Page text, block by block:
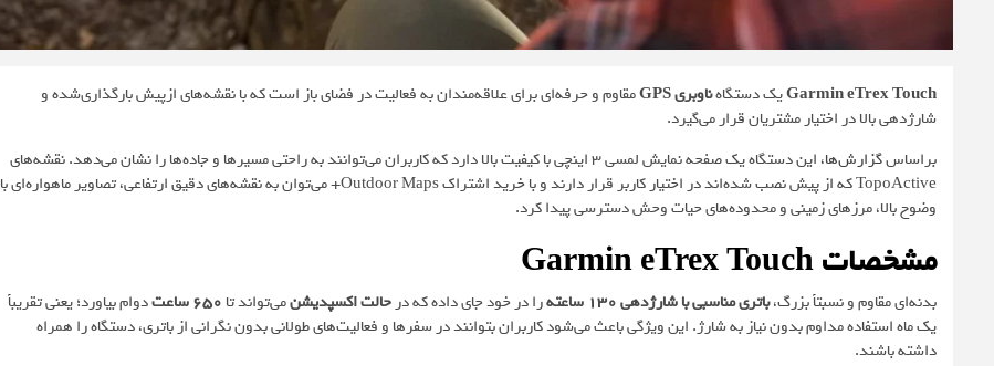
Garmin eTrex Touchیک دستگاهناوبری GPS
مقاوم و حرفه‌ای برای علاقه‌مندان به فعالیت‌ در فضای باز است که با نقشه‌های ازپیش بارگذاری‌شده و
شارژدهی بالا در اختیار مشتریان قرار می‌گیرد.
براساسگزارش‌ها
، این دستگاه یک صفحه نمایش لمسی 3 اینچی با کیفیت بالا دارد که کاربران می‌توانند به راحتی مسیرها و جاده‌ها را نشان می‌دهد. نقشه‌های
TopoActive که از پیش نصب شده‌اند در اختیار کاربر قرار دارند و با خرید اشتراک Outdoor Maps+ می‌توان به نقشه‌های دقیق ارتفاعی، تصاویر ماهواره‌ای با
وضوح بالا، مرزهای زمینی و محدوده‌های حیات وحش دسترسی پیدا کرد.
مشخصاتGarmin eTrex Touch
بدنه‌ای مقاوم و نسبتاً بزرگ،باتری مناسبی با شارژدهی 130 ساعته را در خود جای داده که درحالت اکسپدیشنمی‌تواند تا 650 ساعت
دوام بیاورد؛ یعنی تقریباً
یک ماه استفاده مداوم بدون نیاز به شارژ. این ویژگی باعث می‌شود کاربران بتوانند در سفرها و فعالیت‌های طولانی بدون نگرانی از باتری، دستگاه را همراه
داشته باشند.